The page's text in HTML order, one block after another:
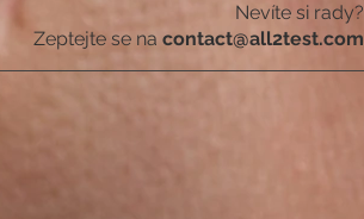
Nevíte si rady?
Zeptejte se na contact@all2test.com